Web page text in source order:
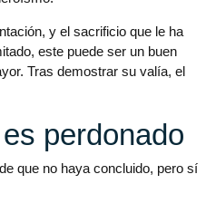
y el sacrificio que le ha
este puede ser un buen
Tras demostrar su valía, el
perdonado
que no haya concluido, pero sí